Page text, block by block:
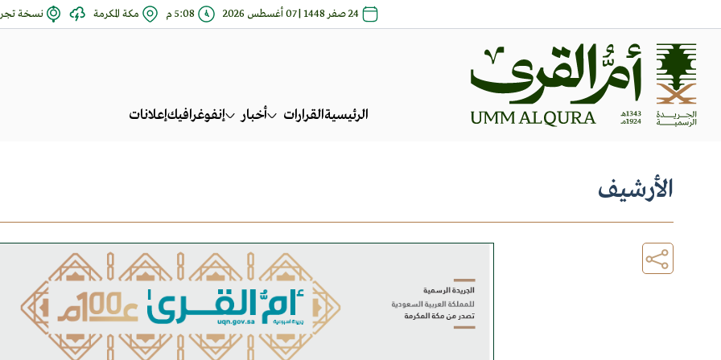
24 صفر 1448 | 07 أغسطس 2026 5:08 م مكة المكرمة نسخة
الرئيسيةالقرارات أخبار إنفوغرافيكإعلانات
الأرشيف